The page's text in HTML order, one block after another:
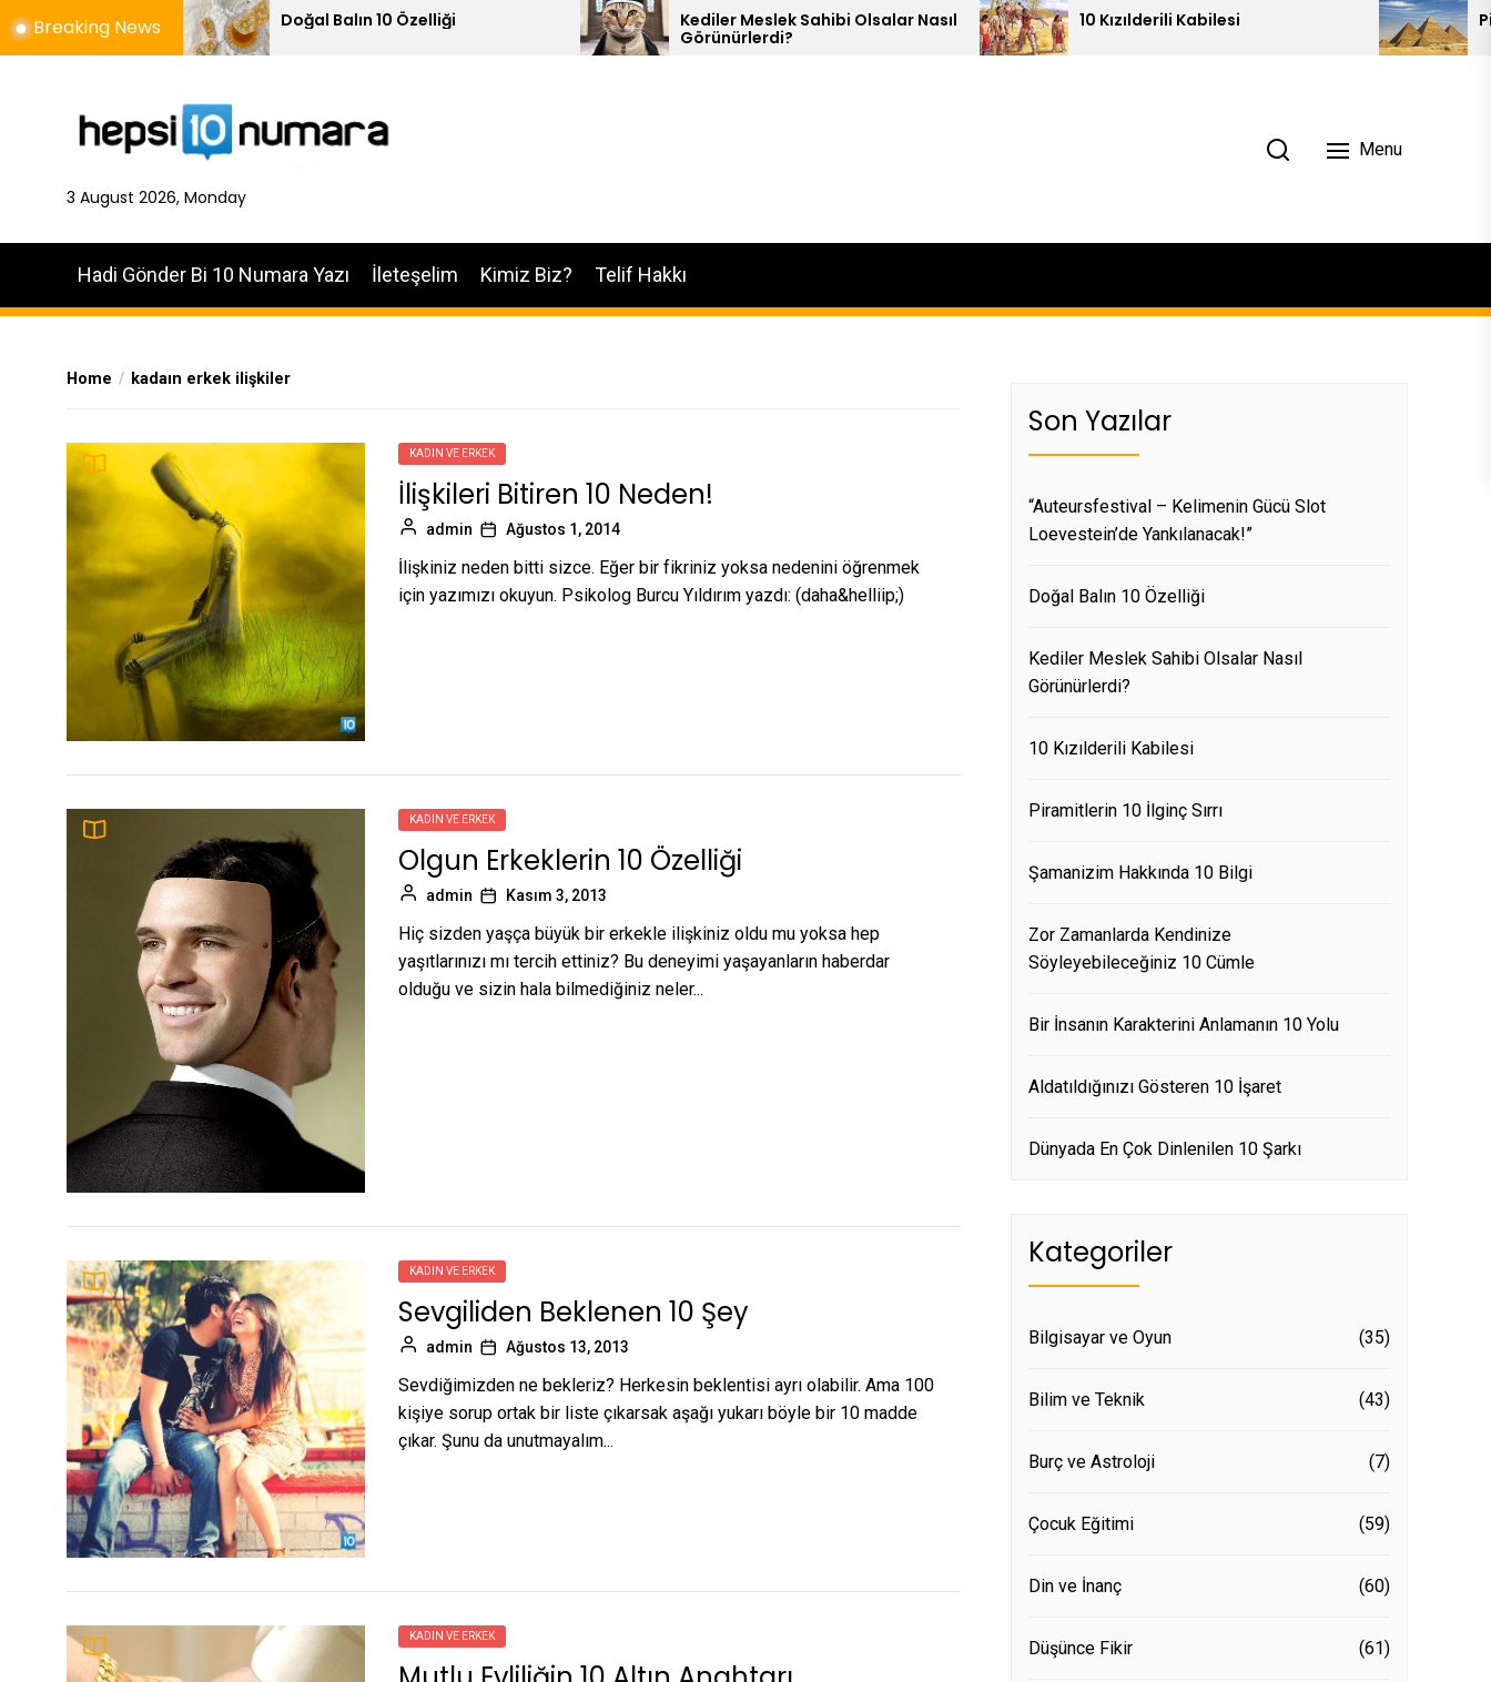
Skip
to
Breaking NewsDoğal Balın 10 Özelliği
Kediler Meslek Sahibi Olsalar Nasıl
Görünürlerdi?
10 Kızılderili Kabilesi Piramitlerin 10
3 August 2026, Monday
Menu
Hadi Gönder Bi 10 Numara Yazı İleteşelim Kimiz Biz? Telif Hakkı
Home kadaın erkek ilişkiler
KADIN VE ERKEK
İlişkileri Bitiren 10 Neden!
admin Ağustos 1, 2014
İlişkiniz neden bitti sizce. Eğer bir fikriniz yoksa nedenini öğrenmek
için yazımızı okuyun. Psikolog Burcu Yıldırım yazdı: (daha&helliip;)
KADIN VE ERKEK
Olgun Erkeklerin 10 Özelliği
admin Kasım 3, 2013
Hiç sizden yaşça büyük bir erkekle ilişkiniz oldu mu yoksa hep
yaşıtlarınızı mı tercih ettiniz? Bu deneyimi yaşayanların haberdar
olduğu ve sizin hala bilmediğiniz neler...
KADIN VE ERKEK
Sevgiliden Beklenen 10 Şey
admin Ağustos 13, 2013
Sevdiğimizden ne bekleriz? Herkesin beklentisi ayrı olabilir. Ama 100
kişiye sorup ortak bir liste çıkarsak aşağı yukarı böyle bir 10 madde
çıkar. Şunu da unutmayalım...
KADIN VE ERKEK
Son Yazılar
“Auteursfestival – Kelimenin Gücü Slot
Loevestein’de Yankılanacak!”
Doğal Balın 10 Özelliği
Kediler Meslek Sahibi Olsalar Nasıl
Görünürlerdi?
10 Kızılderili Kabilesi
Piramitlerin 10 İlginç Sırrı
Şamanizim Hakkında 10 Bilgi
Zor Zamanlarda Kendinize
Söyleyebileceğiniz 10 Cümle
Bir İnsanın Karakterini Anlamanın 10 Yolu
Aldatıldığınızı Gösteren 10 İşaret
Dünyada En Çok Dinlenilen 10 Şarkı
Kategoriler
Bilgisayar ve Oyun (35)
Bilim ve Teknik (43)
Burç ve Astroloji (7)
Çocuk Eğitimi (59)
Din ve İnanç (60)
Düşünce Fikir (61)